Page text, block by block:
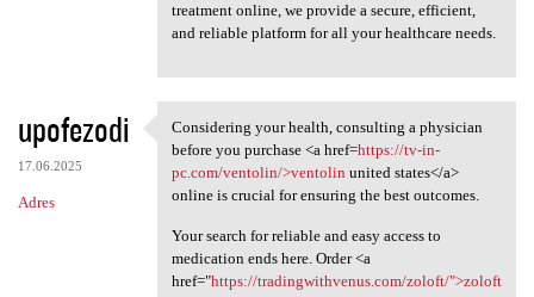
treatment online, we provide a secure, efficient,
and reliable platform for all your healthcare needs.
upofezodi
17.06.2025
Adres
Considering your health,
Considering your health, consulting a physician
before you purchase <a href=https://tv-in-
pc.com/ventolin/>ventolin united states</a>
online is crucial for ensuring the best outcomes.
Your search for reliable and easy access to
medication ends here. Order <a
href="https://tradingwithvenus.com/zoloft/">zoloft